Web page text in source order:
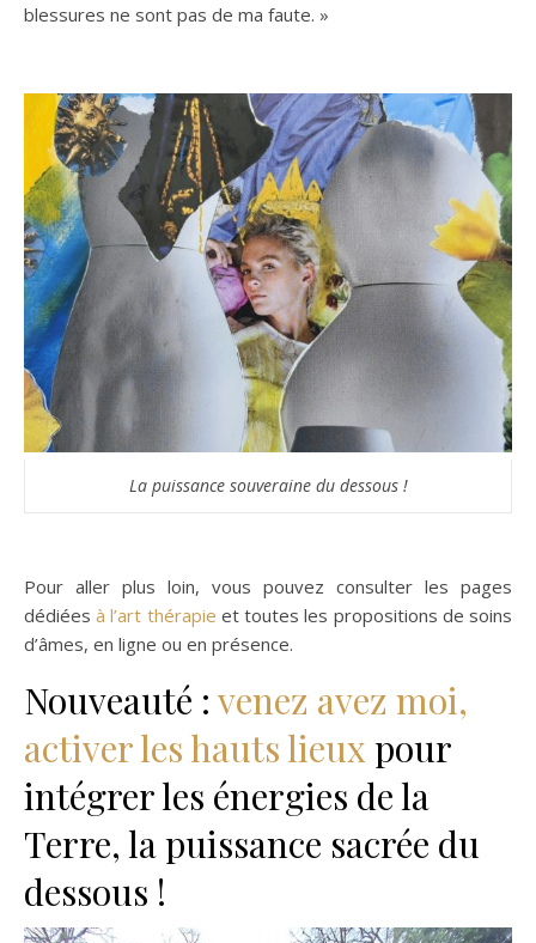
blessures ne sont pas de ma faute. »
La puissance souveraine du dessous !
Pour aller plus loin, vous pouvez consulter les pages
dédiéesà l’art thérapie et toutes les propositions de soins
d’âmes, en ligne ou en présence.
Nouveauté : venez avez moi,
activer les hauts lieux pour
intégrer les énergies de la
Terre, la puissance sacrée du
dessous !